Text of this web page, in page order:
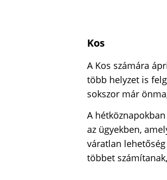
Kos
A Kos számára
több helyzet is
sokszor már
A
az ügyekben,
váratlan
többet